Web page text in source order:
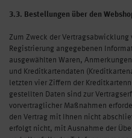
3.3. Bestellungen über den
Zum Zweck der
Registrierung angegebenen
ausgewählten Waren,
und Kreditkartendaten
letzten vier Ziffern der
gestellten Daten sind zur
vorvertraglicher Maßnahmen
den Vertrag mit Ihnen nicht
erfolgt nicht, mit Ausnahme der